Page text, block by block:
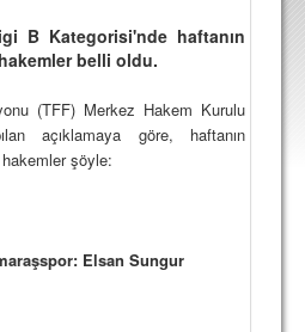
B Kategorisi'nde haftanın
belli oldu.
(TFF) Merkez Hakem Kurulu
açıklamaya göre, haftanın
şöyle:
: Elsan Sungur